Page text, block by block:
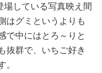
場している写真映え間
はグミというよりも
で中にはとろ～りと
抜群で、いちご好き
。